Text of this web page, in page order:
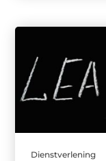
Dienstverlening